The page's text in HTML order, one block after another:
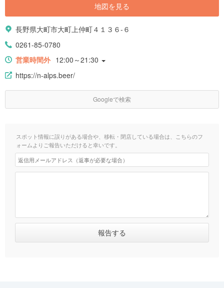
地図を見る
長野県大町市大町上仲町４１３６-６
0261-85-0780
営業時間外 12:00～21:30
https://n-alps.beer/
Googleで検索
スポット情報に誤りがある場合や、移転・閉店している場合は、こちらのフ
ォームよりご報告いただけると幸いです。